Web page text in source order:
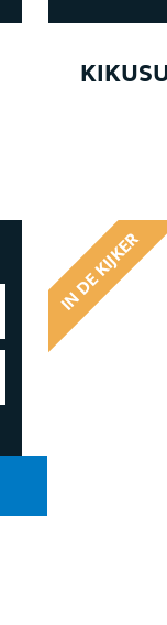
IN DE KIJKER